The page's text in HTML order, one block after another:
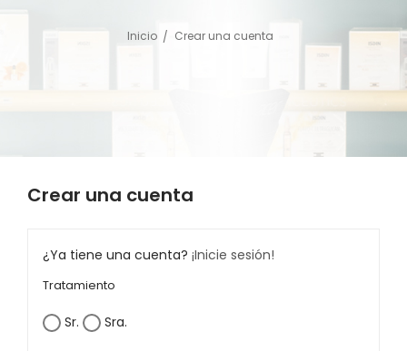
Inicio Crear una cuenta
Crear una cuenta
¿Ya tiene una cuenta? ¡Inicie sesión!
Tratamiento
Sr. Sra.